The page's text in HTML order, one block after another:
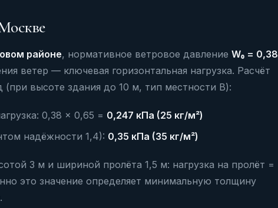
районе, нормативное ветровое давление W₀ = 0,38
ветер — ключевая горизонтальная нагрузка. Расчёт
(при высоте здания до 10 м, тип местности B):
0,38 × 0,65 = 0,247 кПа (25 кг/м²)
надёжности 1,4): 0,35 кПа (35 кг/м²)
3 м и шириной пролёта 1,5 м: нагрузка на пролёт =
это значение определяет минимальную толщину